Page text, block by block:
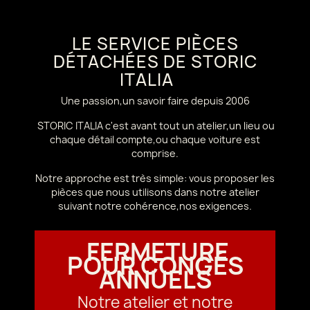
LE SERVICE PIÈCES
DÉTACHÉES DE STORIC
ITALIA
Une passion,un savoir faire depuis 2006
STORIC ITALIA c'est avant tout un atelier,un lieu ou
chaque détail compte,ou chaque voiture est
comprise.
Notre approche est très simple: vous proposer les
pièces que nous utilisons dans notre atelier
suivant notre cohérence,nos exigences.
FERMETURE
POUR CONGÉS
ANNUELS
Notre atelier et notre